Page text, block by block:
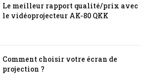
Le meilleur rapport qualité/prix avec
le vidéoprojecteur AK-80 QKK
Comment choisir votre écran de
projection ?